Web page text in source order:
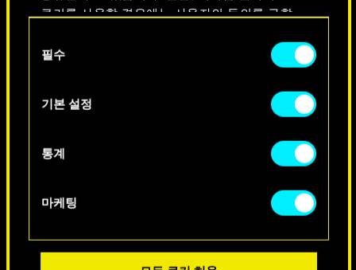
쿠키를 사용할 경우에는 사용자의 동의를 구할
쿠키 사용에 관한 세부 사항이나 관련 설정은
아래의 "Settings" 메뉴에서 확인할 수 있습니다.
필수
기본 설정
통계
마케팅
NEVER FADE AWAY